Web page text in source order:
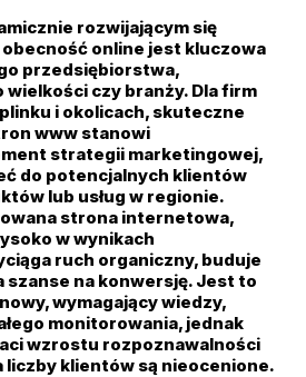
rozwijającym się
online jest kluczowa
przedsiębiorstwa,
wielkości czy branży. Dla firm
i okolicach, skuteczne
www stanowi
strategii marketingowej,
do potencjalnych klientów
lub usług w regionie.
strona internetowa,
w wynikach
ruch organiczny, buduje
szanse na konwersję. Jest to
wymagający wiedzy,
monitorowania, jednak
wzrostu rozpoznawalności
liczby klientów są nieocenione.